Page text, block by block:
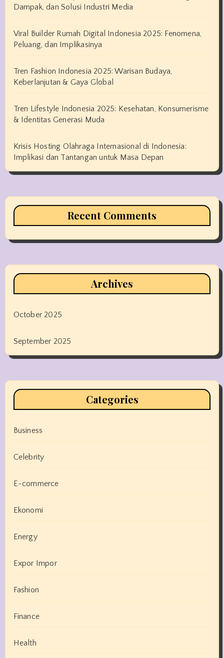
Dampak, dan Solusi Industri Media
Viral Builder Rumah Digital Indonesia 2025: Fenomena,
Peluang, dan Implikasinya
Tren Fashion Indonesia 2025: Warisan Budaya,
Keberlanjutan & Gaya Global
Tren Lifestyle Indonesia 2025: Kesehatan, Konsumerisme
& Identitas Generasi Muda
Krisis Hosting Olahraga Internasional di Indonesia:
Implikasi dan Tantangan untuk Masa Depan
Recent Comments
Archives
October 2025
September 2025
Categories
Business
Celebrity
E-commerce
Ekonomi
Energy
Expor Impor
Fashion
Finance
Health